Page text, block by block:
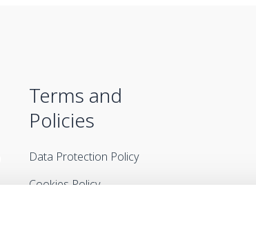
Terms and
Policies
Data Protection Policy
Cookies Policy